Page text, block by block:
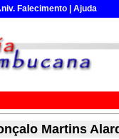
Falecimento Ajuda
Martins